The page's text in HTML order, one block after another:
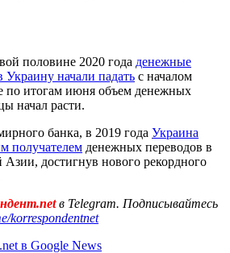
половине 2020 года денежные
Украину начали падать с началом
по итогам июня объем денежных
начал расти.
банка, в 2019 года Украина
получателем денежных переводов в
достигнув нового рекордного
в Telegram. Подписывайтесь
korrespondentnet
в Google News